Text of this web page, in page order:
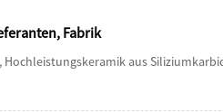
Fabrik
Hochleistungskeramik aus